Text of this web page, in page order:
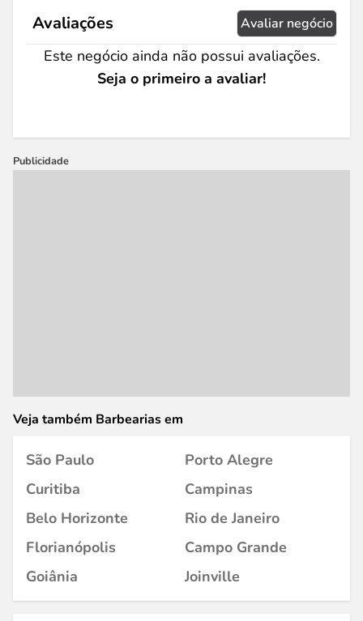
Avaliações Avaliar negócio
Este negócio ainda não possui avaliações.
Seja o primeiro a avaliar!
Publicidade
Veja também Barbearias em
São Paulo
Porto Alegre
Curitiba
Campinas
Belo Horizonte
Rio de Janeiro
Florianópolis
Campo Grande
Goiânia
Joinville